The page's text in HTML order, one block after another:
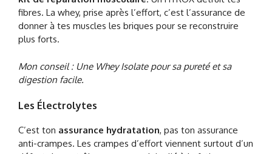
fibres. La whey, prise après l’effort, c’est l’assurance de
donner à tes muscles les briques pour se reconstruire
plus forts.
Mon conseil : Une Whey Isolate pour sa pureté et sa
digestion facile.
Les Électrolytes
C’est ton assurance hydratation, pas ton assurance
anti-crampes. Les crampes d’effort viennent surtout d’un